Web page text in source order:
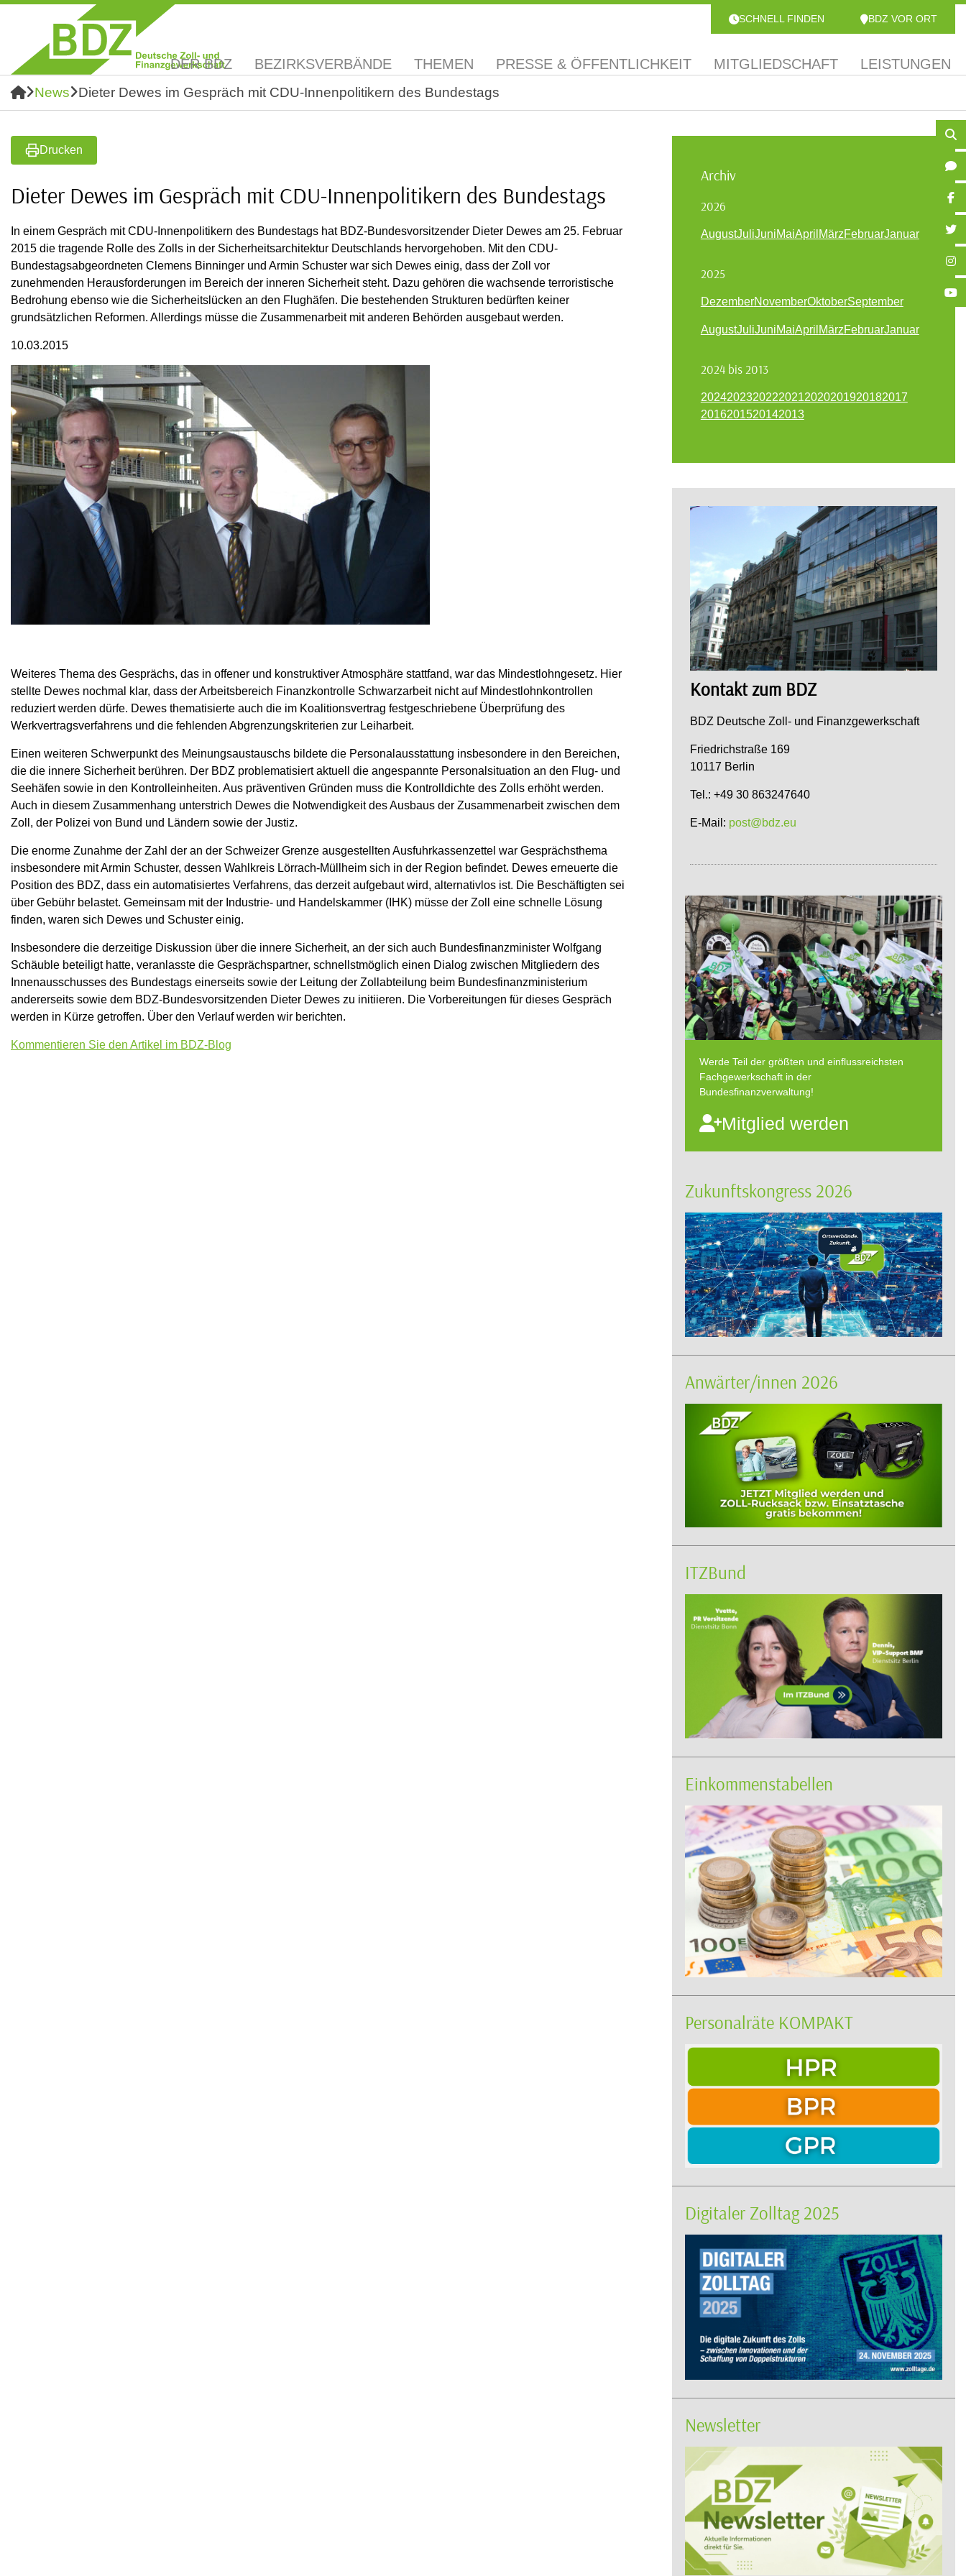
SCHNELL FINDEN BDZ VOR ORT
DER BDZ BEZIRKSVERBÄNDE THEMEN PRESSE & ÖFFENTLICHKEIT MITGLIEDSCHAFT LEISTUNGEN
News Dieter Dewes im Gespräch mit CDU-Innenpolitikern des Bundestags
Drucken
Dieter Dewes im Gespräch mit CDU-Innenpolitikern des Bundestags
In einem Gespräch mit CDU-Innenpolitikern des Bundestags hat BDZ-Bundesvorsitzender Dieter Dewes am 25. Februar
2015 die tragende Rolle des Zolls in der Sicherheitsarchitektur Deutschlands hervorgehoben. Mit den CDU-
Bundestagsabgeordneten Clemens Binninger und Armin Schuster war sich Dewes einig, dass der Zoll vor
zunehmenden Herausforderungen im Bereich der inneren Sicherheit steht. Dazu gehören die wachsende terroristische
Bedrohung ebenso wie die Sicherheitslücken an den Flughäfen. Die bestehenden Strukturen bedürften keiner
grundsätzlichen Reformen. Allerdings müsse die Zusammenarbeit mit anderen Behörden ausgebaut werden.
10.03.2015
Weiteres Thema des Gesprächs, das in offener und konstruktiver Atmosphäre stattfand, war das Mindestlohngesetz. Hier
stellte Dewes nochmal klar, dass der Arbeitsbereich Finanzkontrolle Schwarzarbeit nicht auf Mindestlohnkontrollen
reduziert werden dürfe. Dewes thematisierte auch die im Koalitionsvertrag festgeschriebene Überprüfung des
Werkvertragsverfahrens und die fehlenden Abgrenzungskriterien zur Leiharbeit.
Einen weiteren Schwerpunkt des Meinungsaustauschs bildete die Personalausstattung insbesondere in den Bereichen,
die die innere Sicherheit berühren. Der BDZ problematisiert aktuell die angespannte Personalsituation an den Flug- und
Seehäfen sowie in den Kontrolleinheiten. Aus präventiven Gründen muss die Kontrolldichte des Zolls erhöht werden.
Auch in diesem Zusammenhang unterstrich Dewes die Notwendigkeit des Ausbaus der Zusammenarbeit zwischen dem
Zoll, der Polizei von Bund und Ländern sowie der Justiz.
Die enorme Zunahme der Zahl der an der Schweizer Grenze ausgestellten Ausfuhrkassenzettel war Gesprächsthema
insbesondere mit Armin Schuster, dessen Wahlkreis Lörrach-Müllheim sich in der Region befindet. Dewes erneuerte die
Position des BDZ, dass ein automatisiertes Verfahrens, das derzeit aufgebaut wird, alternativlos ist. Die Beschäftigten sei
über Gebühr belastet. Gemeinsam mit der Industrie- und Handelskammer (IHK) müsse der Zoll eine schnelle Lösung
finden, waren sich Dewes und Schuster einig.
Insbesondere die derzeitige Diskussion über die innere Sicherheit, an der sich auch Bundesfinanzminister Wolfgang
Schäuble beteiligt hatte, veranlasste die Gesprächspartner, schnellstmöglich einen Dialog zwischen Mitgliedern des
Innenausschusses des Bundestags einerseits sowie der Leitung der Zollabteilung beim Bundesfinanzministerium
andererseits sowie dem BDZ-Bundesvorsitzenden Dieter Dewes zu initiieren. Die Vorbereitungen für dieses Gespräch
werden in Kürze getroffen. Über den Verlauf werden wir berichten.
Kommentieren Sie den Artikel im BDZ-Blog
Archiv
2026
AugustJuliJuniMaiApril MärzFebruarJanuar
2025
DezemberNovemberOktoberSeptember
AugustJuliJuniMaiApril MärzFebruarJanuar
2024 bis 2013
20242023202220212020201920182017
2016201520142013
Kontakt zum BDZ
BDZ Deutsche Zoll- und Finanzgewerkschaft
Friedrichstraße 169
10117 Berlin
Tel.: +49 30 863247640
E-Mail: post@bdz.eu
Werde Teil der größten und einflussreichsten
Fachgewerkschaft in der
Bundesfinanzverwaltung!
Mitglied werden
Zukunftskongress 2026
Anwärter/innen 2026
ITZBund
Einkommenstabellen
Personalräte KOMPAKT
Digitaler Zolltag 2025
Newsletter